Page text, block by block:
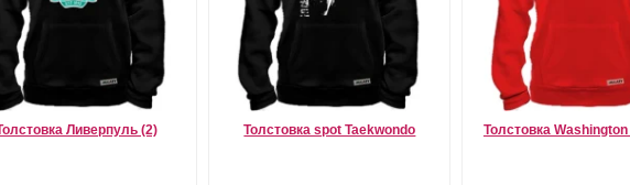
Ливерпуль (2) Толстовка spot Taekwondo Толстовка